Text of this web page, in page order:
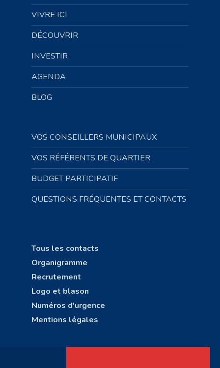
VIVRE ICI
DÉCOUVRIR
INVESTIR
AGENDA
BLOG
VOS CONSEILLERS MUNICIPAUX
VOS RÉFÉRENTS DE QUARTIER
BUDGET PARTICIPATIF
QUESTIONS FRÉQUENTES ET CONTACTS
Tous les contacts
Organigramme
Recrutement
Logo et blason
Numéros d'urgence
Mentions légales